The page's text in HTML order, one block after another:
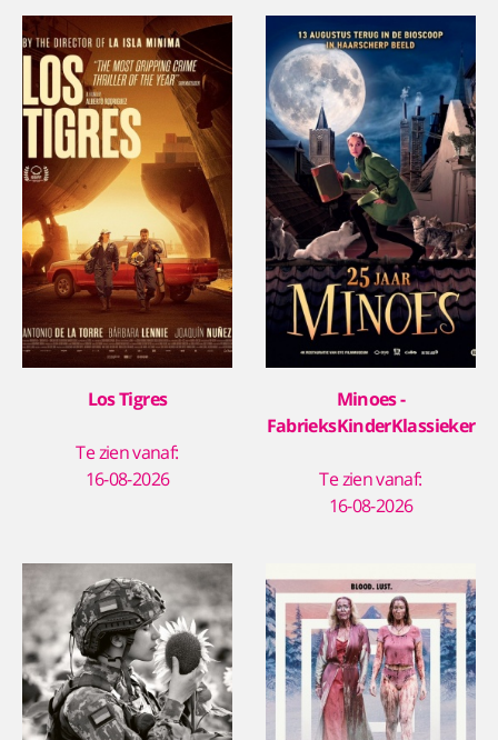
Los Tigres
Te zien vanaf:
16-08-2026
Minoes -
FabrieksKinderKlassieker
Te zien vanaf:
16-08-2026